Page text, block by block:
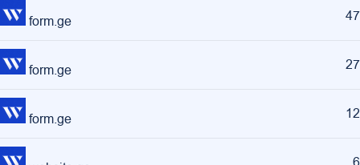
form.ge 47
form.ge 27
form.ge 12